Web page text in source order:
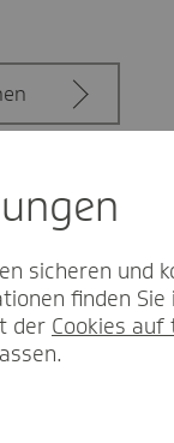
sicheren und
finden
der Cookies auf